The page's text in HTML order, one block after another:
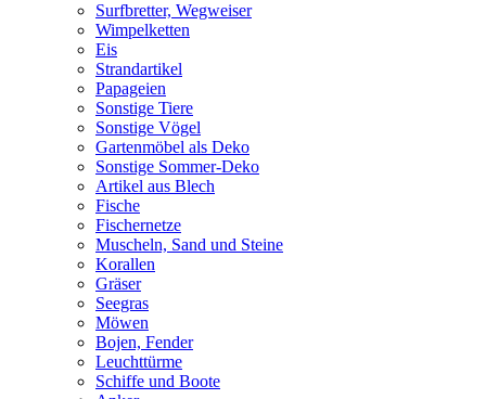
Surfbretter, Wegweiser
Wimpelketten
Eis
Strandartikel
Papageien
Sonstige Tiere
Sonstige Vögel
Gartenmöbel als Deko
Sonstige Sommer-Deko
Artikel aus Blech
Fische
Fischernetze
Muscheln, Sand und Steine
Korallen
Gräser
Seegras
Möwen
Bojen, Fender
Leuchttürme
Schiffe und Boote